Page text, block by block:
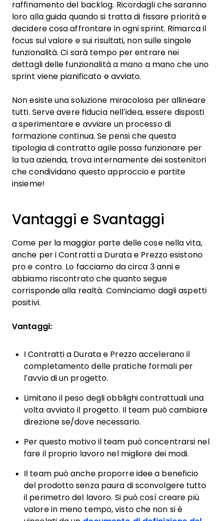
raffinamento del backlog. Ricordagli che saranno
loro alla guida quando si tratta di fissare priorità e
decidere cosa affrontare in ogni sprint. Rimarca il
focus sul valore e sui risultati, non sulle singole
funzionalità. Ci sarà tempo per entrare nei
dettagli delle funzionalità a mano a mano che uno
sprint viene pianificato e avviato.
Non esiste una soluzione miracolosa per allineare
tutti. Serve avere fiducia nell’idea, essere disposti
a sperimentare e avviare un processo di
formazione continua. Se pensi che questa
tipologia di contratto agile possa funzionare per
la tua azienda, trova internamente dei sostenitori
che condividano questo approccio e partite
insieme!
Vantaggi e Svantaggi
Come per la maggior parte delle cose nella vita,
anche per i Contratti a Durata e Prezzo esistono
pro e contro. Lo facciamo da circa 3 anni e
abbiamo riscontrato che quanto segue
corrisponde alla realtà. Cominciamo dagli aspetti
positivi.
Vantaggi:
I Contratti a Durata e Prezzo accelerano il
completamento delle pratiche formali per
l’avvio di un progetto.
Limitano il peso degli obblighi contrattuali una
volta avviato il progetto. Il team può cambiare
direzione se/dove necessario.
Per questo motivo il team può concentrarsi nel
fare il proprio lavoro nel migliore dei modi.
Il team può anche proporre idee a beneficio
del prodotto senza paura di sconvolgere tutto
il perimetro del lavoro. Si può così creare più
valore in meno tempo, visto che non si è